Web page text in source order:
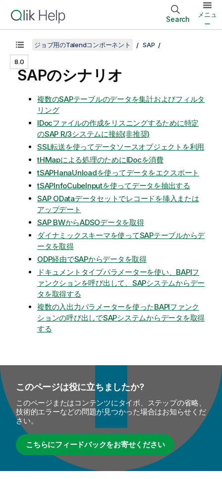
Search
メニュ
ー
8.0
ジョブ用のTalendコンポーネント SAP
SAPのシナリオ
複数のSAPテーブルのデータを集計およびフィルタ
リング
IDocファイルの作成をリスニングするために特定
のSAP R/3システムに接続(非推奨)
SSL転送を使ってデータソースオブジェクトを利用
tHMapによる処理のためにIDocを消費
tSAPHanaUnloadを使ってデータをエクスポート
tSAPInfoCubeInputを使ってデータを抽出する
SAP ODataデータセットでレコードを挿入または
アップデート
SAP BWからADSOデータを取得
ダイナミックスキーマを使ってSAPテーブルからデ
ータを取得
ODP経由でSAPからデータを取得
ドキュメントタイプパラメーターを使い、BAPIフ
ァンクションを呼び出して、SAPシステムからデー
タを取得する
複数の入出力パラメーターを使ったBAPIファンク
ションの呼び出しでSAPシステムからデータを取得
する
このページは役に立ちましたか?
このページまたはコンテンツにタイポ、ステップの省略、
技術的エラーなどの問題が見つかった場合はお知らせくだ
さい。
こちらにフィードバックをお寄せください